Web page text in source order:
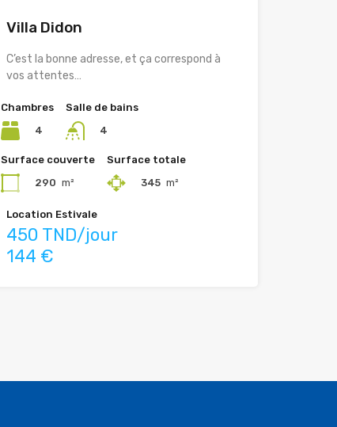
Villa Didon
C’est la bonne adresse, et ça correspond à
vos attentes…
Chambres
4
Salle de bains
4
Surface couverte
290 m²
Surface totale
345 m²
Location Estivale
450 TND/jour
144 €